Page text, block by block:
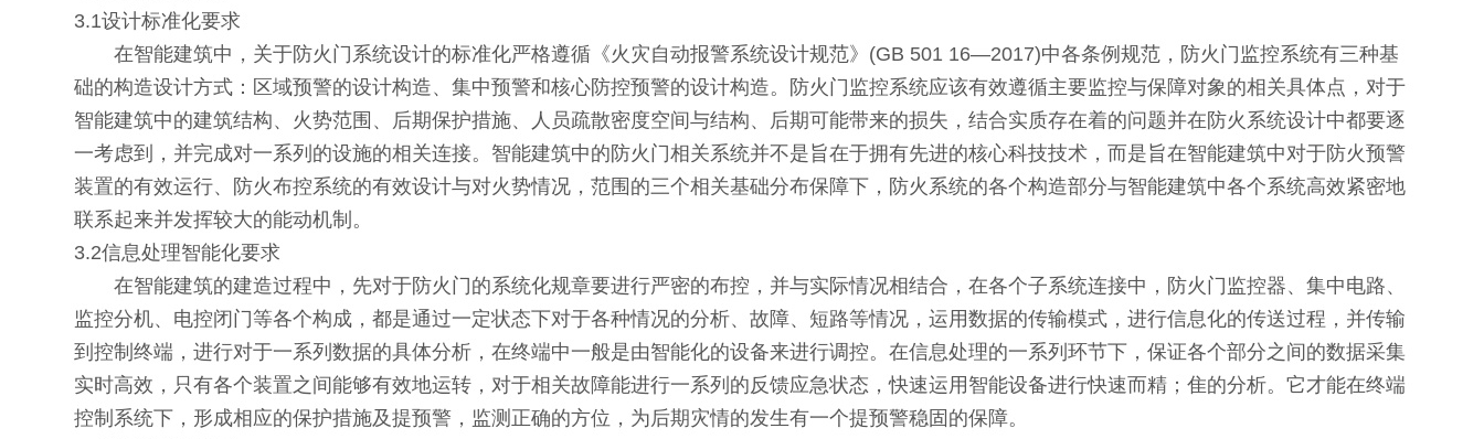
3.1设计标准化要求
在智能建筑中，关于防火门系统设计的标准化严格遵循《火灾自动报警系统设计规范》(GB 501 16—2017)中各条例规范，防火门监控系统有三种基
础的构造设计方式：区域预警的设计构造、集中预警和核心防控预警的设计构造。防火门监控系统应该有效遵循主要监控与保障对象的相关具体点，对于
智能建筑中的建筑结构、火势范围、后期保护措施、人员疏散密度空间与结构、后期可能带来的损失，结合实质存在着的问题并在防火系统设计中都要逐
一考虑到，并完成对一系列的设施的相关连接。智能建筑中的防火门相关系统并不是旨在于拥有先进的核心科技技术，而是旨在智能建筑中对于防火预警
装置的有效运行、防火布控系统的有效设计与对火势情况，范围的三个相关基础分布保障下，防火系统的各个构造部分与智能建筑中各个系统高效紧密地
联系起来并发挥较大的能动机制。
3.2信息处理智能化要求
在智能建筑的建造过程中，先对于防火门的系统化规章要进行严密的布控，并与实际情况相结合，在各个子系统连接中，防火门监控器、集中电路、
监控分机、电控闭门等各个构成，都是通过一定状态下对于各种情况的分析、故障、短路等情况，运用数据的传输模式，进行信息化的传送过程，并传输
到控制终端，进行对于一系列数据的具体分析，在终端中一般是由智能化的设备来进行调控。在信息处理的一系列环节下，保证各个部分之间的数据采集
实时高效，只有各个装置之间能够有效地运转，对于相关故障能进行一系列的反馈应急状态，快速运用智能设备进行快速而精；隹的分析。它才能在终端
控制系统下，形成相应的保护措施及提预警，监测正确的方位，为后期灾情的发生有一个提预警稳固的保障。